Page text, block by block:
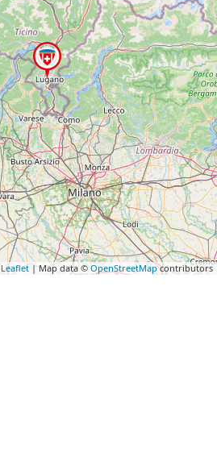
Leaflet| Map data © OpenStreetMapcontributors